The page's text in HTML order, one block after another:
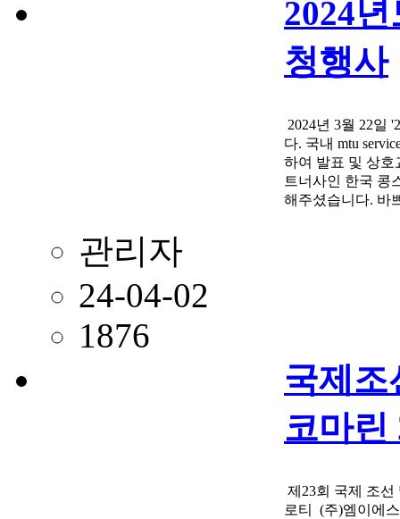
2024
청행사
2024년 3월 22일
다. 국내 mtu
하여 발표 및 상호
트너사인 한국 콩
해주셨습니다. 바
관리자
24-04-02
1876
국제
코마린
제23회 국제 조선
로티​ (주)엠이에